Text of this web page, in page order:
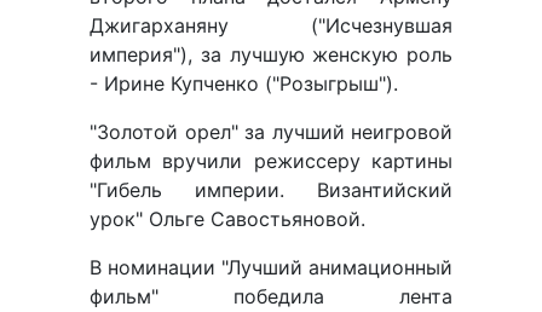
Джигарханяну ("Исчезнувшая
империя"), за лучшую женскую роль
- Ирине Купченко ("Розыгрыш").
"Золотой орел" за лучший неигровой
фильм вручили режиссеру картины
"Гибель империи. Византийский
урок" Ольге Савостьяновой.
В номинации "Лучший анимационный
фильм" победила лента